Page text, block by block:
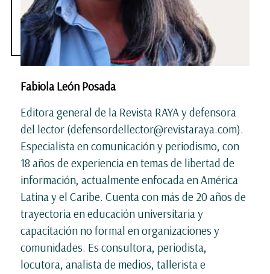
Fabiola León Posada
Editora general de la Revista RAYA y defensora
del lector (defensordellector@revistaraya.com).
Especialista en comunicación y periodismo, con
18 años de experiencia en temas de libertad de
información, actualmente enfocada en América
Latina y el Caribe. Cuenta con más de 20 años de
trayectoria en educación universitaria y
capacitación no formal en organizaciones y
comunidades. Es consultora, periodista,
locutora, analista de medios, tallerista e